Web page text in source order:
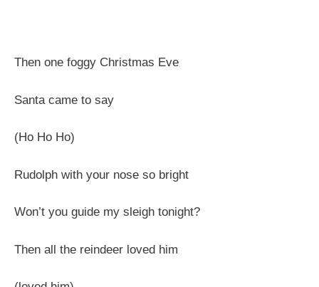
Then one foggy Christmas Eve
Santa came to say
(Ho Ho Ho)
Rudolph with your nose so bright
Won’t you guide my sleigh tonight?
Then all the reindeer loved him